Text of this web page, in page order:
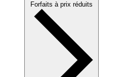
Forfaits à prix réduits